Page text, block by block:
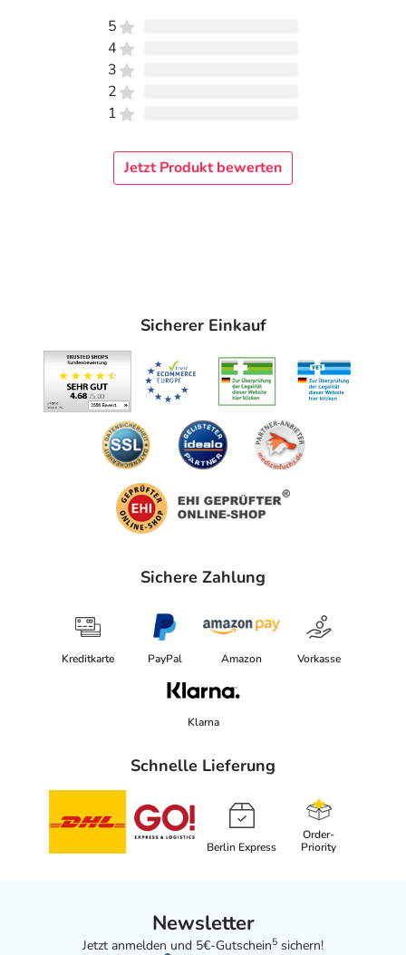
5
4
3
2
1
Jetzt Produkt bewerten
Sicherer Einkauf
Sichere Zahlung
Kreditkarte PayPal Amazon Vorkasse
Klarna
Schnelle Lieferung
Berlin Express
Order-
Priority
Newsletter
Jetzt anmelden und 5€-Gutschein5 sichern!